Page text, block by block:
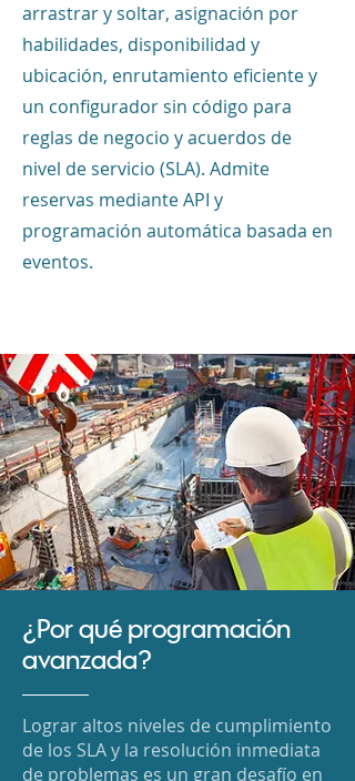
arrastrar y soltar, asignación por
habilidades, disponibilidad y
ubicación, enrutamiento eficiente y
un configurador sin código para
reglas de negocio y acuerdos de
nivel de servicio (SLA). Admite
reservas mediante API y
programación automática basada en
eventos.
¿Por qué programación
avanzada?
Lograr altos niveles de cumplimiento
de los SLA y la resolución inmediata
de problemas es un gran desafío en